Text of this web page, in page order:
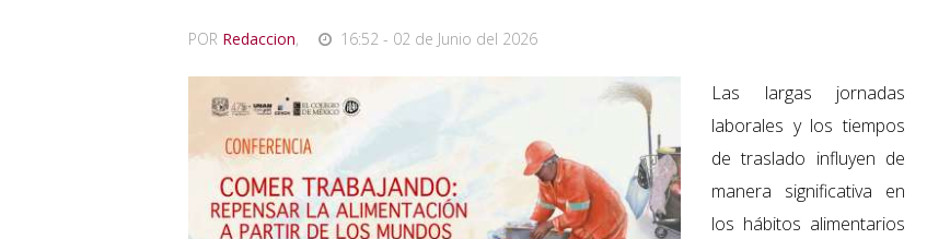
POR Redaccion, 16:52 - 02 de Junio del 2026
Las largas jornadas
laborales y los tiempos
de traslado influyen de
manera significativa en
los hábitos alimentarios